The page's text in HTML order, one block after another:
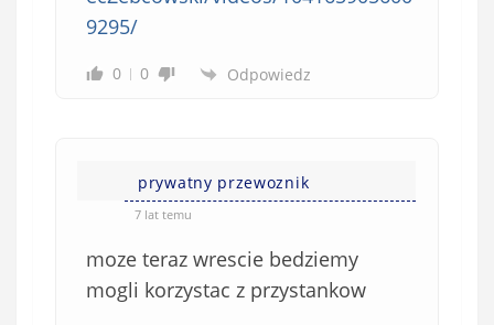
9295/
0 0 Odpowiedz
prywatny przewoznik
7 lat temu
moze teraz wrescie bedziemy
mogli korzystac z przystankow